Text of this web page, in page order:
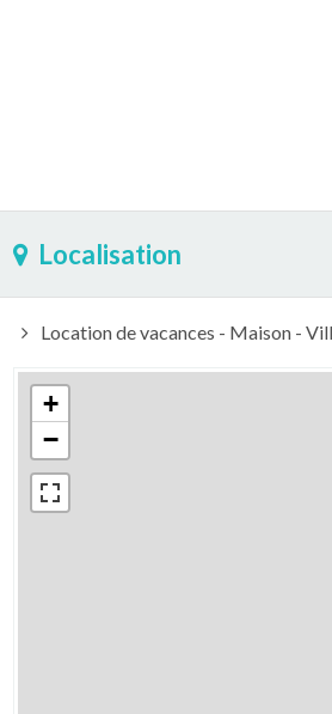
Localisation
Location de vacances - Maison -
+
−